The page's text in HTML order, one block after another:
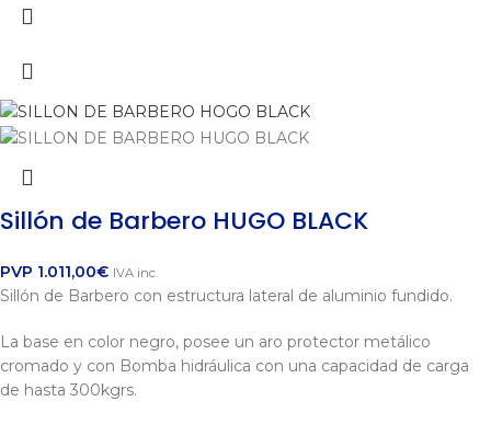
Sillón de Barbero HUGO BLACK
PVP 1.011,00€ IVA inc.
Sillón de Barbero con estructura lateral de aluminio fundido.
La base en color negro, posee un aro protector metálico
cromado y con Bomba hidráulica con una capacidad de carga
de hasta 300kgrs.